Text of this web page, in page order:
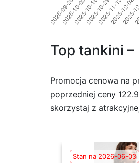
Top tankini –
Promocja cenowa na
poprzedniej ceny
skorzystaj z
Stan na 2026-06-03